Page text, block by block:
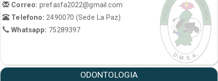
Correo:prefasfa2022@gmail.com
Telefono: 2490070 (Sede La Paz)
Whatsapp: 75289397
ODONTOLOGIA